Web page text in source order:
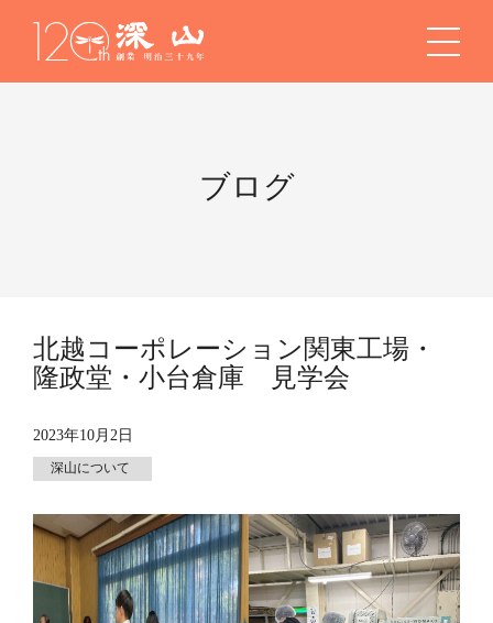
ブログ
北越コーポレーション関東工場・
隆政堂・小台倉庫 見学会
2023年10月2日
深山について